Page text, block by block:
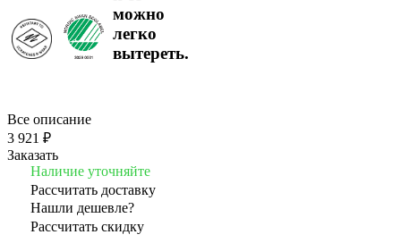
Все описание
3 921 ₽
Заказать
Наличие уточняйте
Рассчитать доставку
Нашли дешевле?
Рассчитать скидку